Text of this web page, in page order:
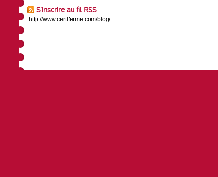
S'inscrire au fil RSS